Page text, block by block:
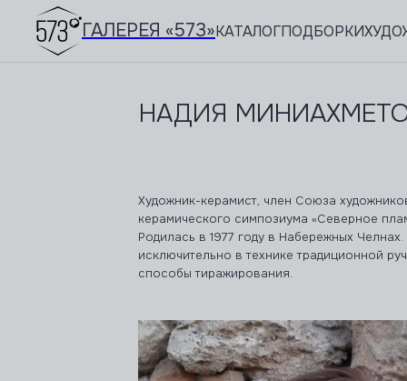
ГАЛЕРЕЯ «573»КАТАЛОГПОДБОРКИ
НАДИЯ
Художник-керамист, член Союза
керамического симпозиума «Северное
Родилась в 1977 году в Набережных
исключительно в технике традиционной
способы тиражирования.